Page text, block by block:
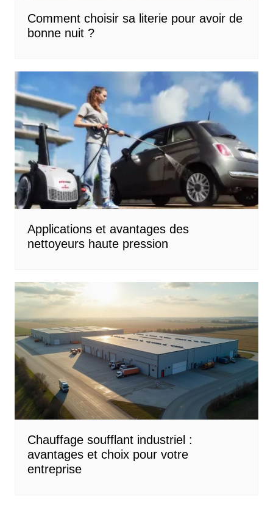
Comment choisir sa literie pour avoir de
bonne nuit ?
Applications et avantages des
nettoyeurs haute pression
Chauffage soufflant industriel :
avantages et choix pour votre
entreprise